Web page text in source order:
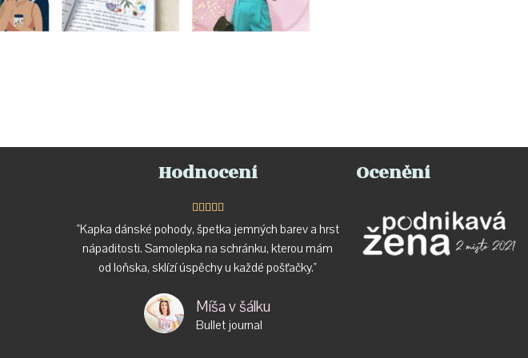
Hodnocení
    
"Kapka dánské pohody, špetka jemných barev a hrst
nápaditosti. Samolepka na schránku, kterou mám
od loňska, sklízí úspěchy u každé pošťačky."
Míša v šálku
Bullet journal
Ocenění